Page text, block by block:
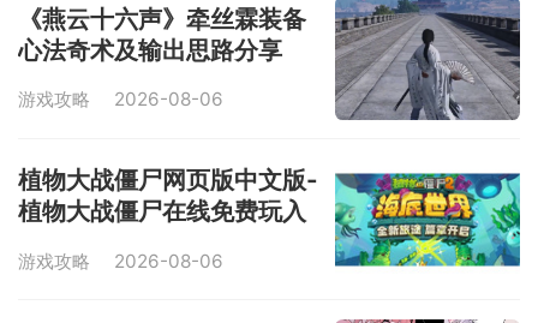
《燕云十六声》牵丝霖装备
心法奇术及输出思路分享
游戏攻略 2026-08-06
植物大战僵尸网页版中文版-
植物大战僵尸在线免费玩入
游戏攻略 2026-08-06